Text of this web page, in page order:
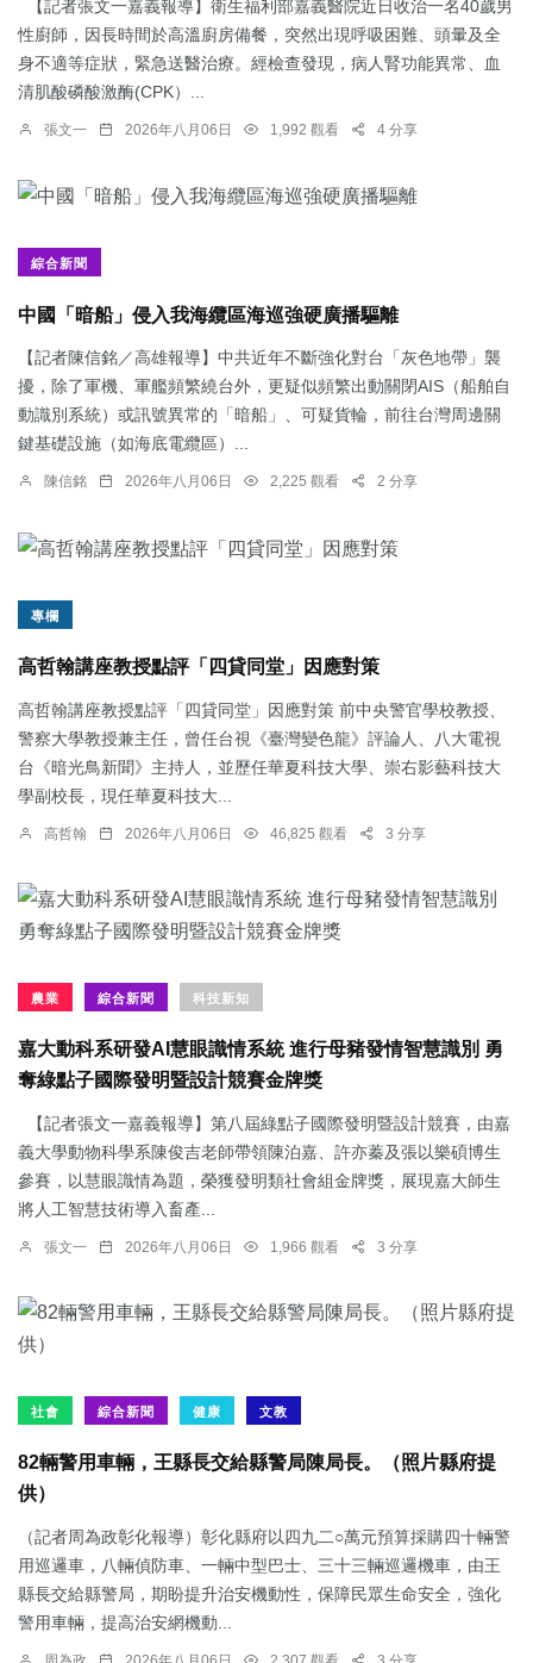
【記者張文一嘉義報導】衛生福利部嘉義醫院近日收治一名40歲男
性廚師，因長時間於高溫廚房備餐，突然出現呼吸困難、頭暈及全
身不適等症狀，緊急送醫治療。經檢查發現，病人腎功能異常、血
清肌酸磷酸激酶(CPK）...
張文一 2026年八月06日 1,992 觀看 4 分享
綜合新聞
中國「暗船」侵入我海纜區海巡強硬廣播驅離
【記者陳信銘／高雄報導】中共近年不斷強化對台「灰色地帶」襲
擾，除了軍機、軍艦頻繁繞台外，更疑似頻繁出動關閉AIS（船舶自
動識別系統）或訊號異常的「暗船」、可疑貨輪，前往台灣周邊關
鍵基礎設施（如海底電纜區）...
陳信銘 2026年八月06日 2,225 觀看 2 分享
專欄
高哲翰講座教授點評「四貸同堂」因應對策
高哲翰講座教授點評「四貸同堂」因應對策 前中央警官學校教授、
警察大學教授兼主任，曾任台視《臺灣變色龍》評論人、八大電視
台《暗光鳥新聞》主持人，並歷任華夏科技大學、崇右影藝科技大
學副校長，現任華夏科技大...
高哲翰 2026年八月06日 46,825 觀看 3 分享
農業 綜合新聞 科技新知
嘉大動科系研發AI慧眼識情系統 進行母豬發情智慧識別 勇
奪綠點子國際發明暨設計競賽金牌獎
【記者張文一嘉義報導】第八屆綠點子國際發明暨設計競賽，由嘉
義大學動物科學系陳俊吉老師帶領陳泊嘉、許亦蓁及張以樂碩博生
參賽，以慧眼識情為題，榮獲發明類社會組金牌獎，展現嘉大師生
將人工智慧技術導入畜產...
張文一 2026年八月06日 1,966 觀看 3 分享
社會 綜合新聞 健康 文教
82輛警用車輛，王縣長交給縣警局陳局長。（照片縣府提
供）
（記者周為政彰化報導）彰化縣府以四九二○萬元預算採購四十輛警
用巡邏車，八輛偵防車、一輛中型巴士、三十三輛巡邏機車，由王
縣長交給縣警局，期盼提升治安機動性，保障民眾生命安全，強化
警用車輛，提高治安網機動...